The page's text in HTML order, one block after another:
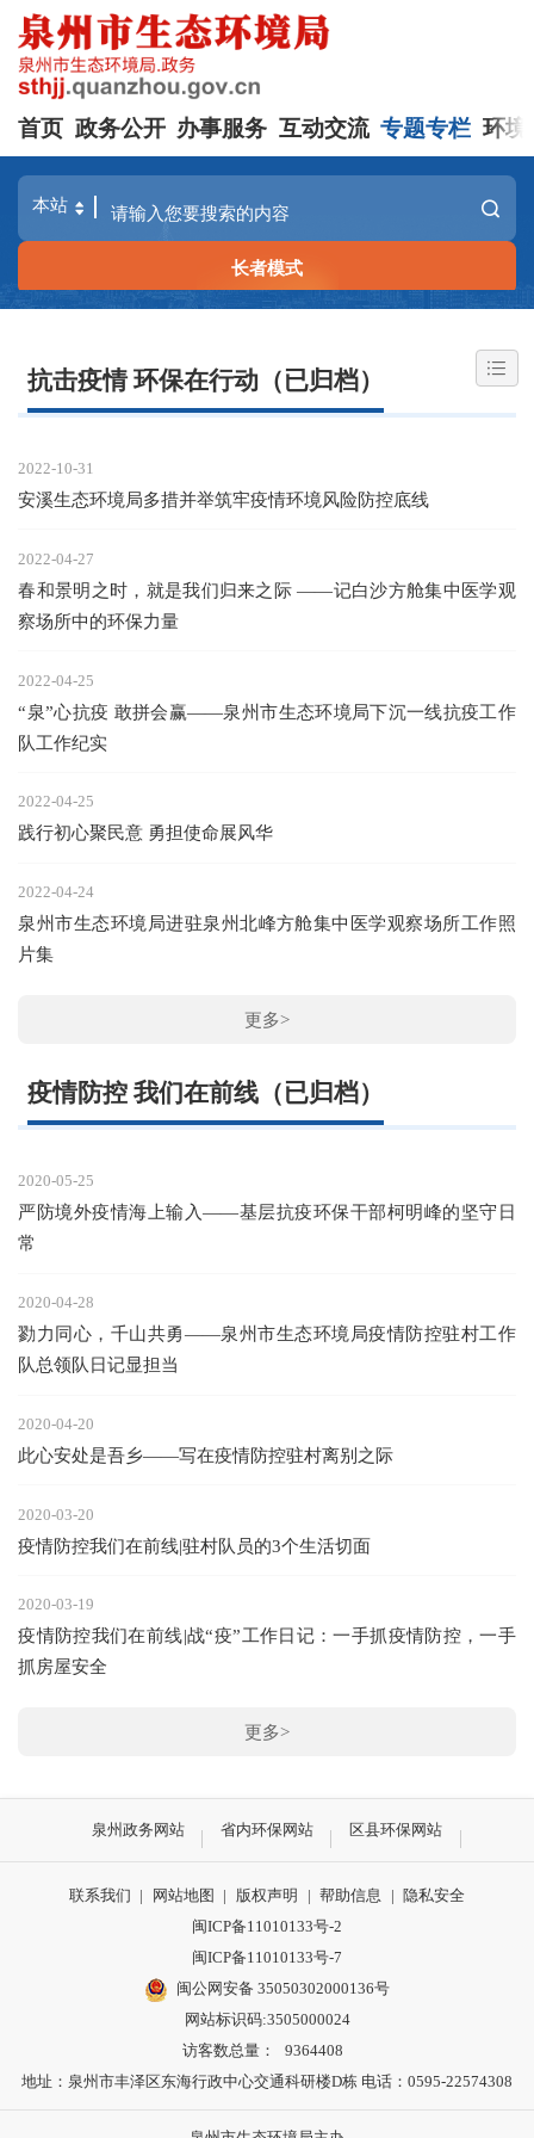
首页 政务公开 办事服务 互动交流 专题专栏 环境
长者模式
抗击疫情 环保在行动（已归档）
2022-10-31
安溪生态环境局多措并举筑牢疫情环境风险防控底线
2022-04-27
春和景明之时，就是我们归来之际 ——记白沙方舱集中医学观
察场所中的环保力量
2022-04-25
“泉”心抗疫 敢拼会赢——泉州市生态环境局下沉一线抗疫工作
队工作纪实
2022-04-25
践行初心聚民意 勇担使命展风华
2022-04-24
泉州市生态环境局进驻泉州北峰方舱集中医学观察场所工作照
片集
更多>
疫情防控 我们在前线（已归档）
2020-05-25
严防境外疫情海上输入——基层抗疫环保干部柯明峰的坚守日
常
2020-04-28
勠力同心，千山共勇——泉州市生态环境局疫情防控驻村工作
队总领队日记显担当
2020-04-20
此心安处是吾乡——写在疫情防控驻村离别之际
2020-03-20
疫情防控我们在前线|驻村队员的3个生活切面
2020-03-19
疫情防控我们在前线|战“疫”工作日记：一手抓疫情防控，一手
抓房屋安全
更多>
泉州政务网站 省内环保网站 区县环保网站
联系我们 | 网站地图 | 版权声明 | 帮助信息 | 隐私安全
闽ICP备11010133号-2
闽ICP备11010133号-7
闽公网安备 35050302000136号
网站标识码:3505000024
访客数总量：
9364408
地址：泉州市丰泽区东海行政中心交通科研楼D栋 电话：0595-22574308